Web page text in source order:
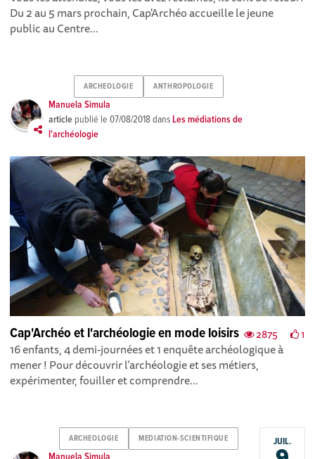
Du 2 au 5 mars prochain, Cap'Archéo accueille le jeune
public au Centre...
ARCHEOLOGIE ANTHROPOLOGIE
Manuela Simula
article publié le07/08/2018 dansLes médiations de
l'archéologie
2875 1
Cap'Archéo et l'archéologie en mode loisirs
16 enfants, 4 demi-journées et 1 enquête archéologique à
mener ! Pour découvrir l’archéologie et ses métiers,
expérimenter, fouiller et comprendre...
ARCHEOLOGIE MEDIATION-SCIENTIFIQUE JUIL.